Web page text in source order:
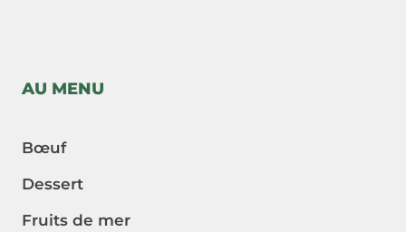
AU MENU
Bœuf
Dessert
Fruits de mer